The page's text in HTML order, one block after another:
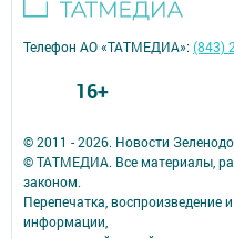
© 2011 - 2026. Новости
© ТАТМЕДИА. Все материалы,
законом.
Перепечатка,
информации,
Телефон АО «ТАТМЕДИА»:(843)
16+